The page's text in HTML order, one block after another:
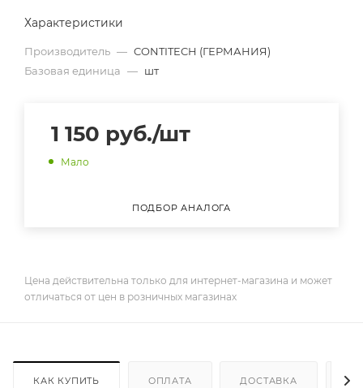
Характеристики
Производитель — CONTITECH (ГЕРМАНИЯ)
Базовая единица — шт
1 150 руб./шт
Мало
ПОДБОР АНАЛОГА
Цена действительна только для интернет-магазина и может
отличаться от цен в розничных магазинах
КАК КУПИТЬ ОПЛАТА ДОСТАВКА